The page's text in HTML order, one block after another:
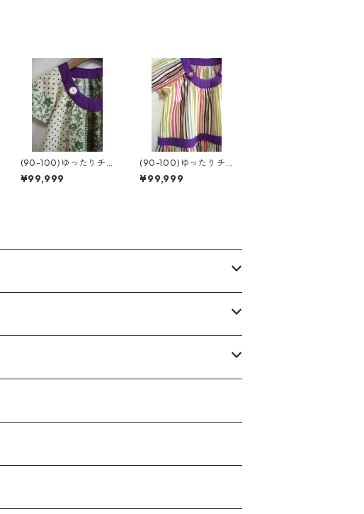
(90-100)ゆったりチ
ュニック
¥99,999
(90-100)ゆったりチ
ュニック
¥99,999